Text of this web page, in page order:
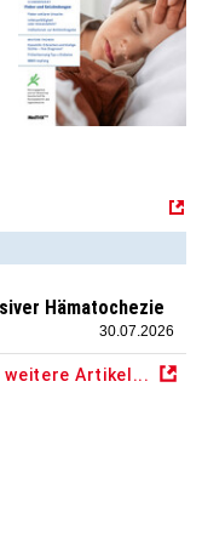
Hämatochezie
30.07.2026
weitere Artikel...